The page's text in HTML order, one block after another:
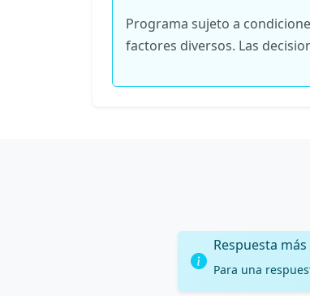
Programa sujeto a
factores diversos. Las
Respuesta
Para una